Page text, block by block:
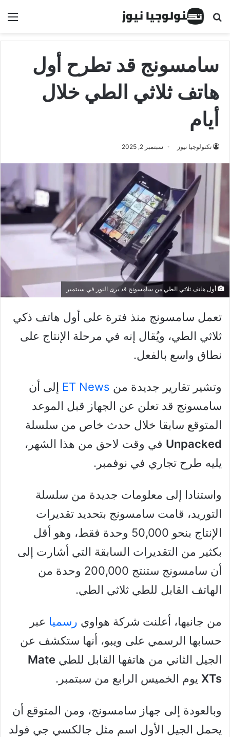
البحث عن
سامسونج قد تطرح أول
هاتف ثلاثي الطي خلال
أيام
تكنولوجيا نيوز سبتمبر 2, 2025
أول هاتف ثلاثي الطي من سامسونج قد يرى النور في سبتمبر
تعمل سامسونج منذ فترة على أول هاتف ذكي
ثلاثي الطي، ويُقال إنه في مرحلة الإنتاج على
نطاق واسع بالفعل.
وتشير تقارير جديدة من ET News إلى أن
سامسونج قد تعلن عن الجهاز قبل الموعد
المتوقع سابقا خلال حدث خاص من سلسلة
Unpacked في وقت لاحق من هذا الشهر،
يليه طرح تجاري في نوفمبر.
واستنادا إلى معلومات جديدة من سلسلة
التوريد، قامت سامسونج بتحديد تقديرات
الإنتاج بنحو 50,000 وحدة فقط، وهو أقل
بكثير من التقديرات السابقة التي أشارت إلى
أن سامسونج ستنتج 200,000 وحدة من
الهاتف القابل للطي ثلاثي الطي.
من جانبها، أعلنت شركة هواوي رسميا عبر
حسابها الرسمي على ويبو، أنها ستكشف عن
الجيل الثاني من هاتفها القابل للطي Mate
XTs يوم الخميس الرابع من سبتمبر.
وبالعودة إلى جهاز سامسونج، ومن المتوقع أن
يحمل الجيل الأول اسم مثل جالكسي جي فولد